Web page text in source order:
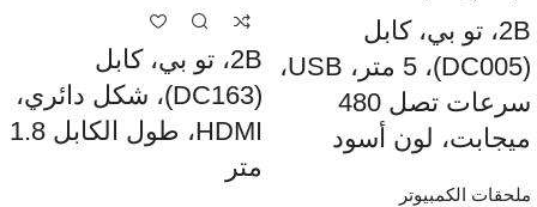
2B، تو بي، كابل
(DC005)، 5 متر، USB،
سرعات تصل 480
ميجابت، لون أسود
ملحقات الكمبيوتر
2B، تو بي، كابل
(DC163)، شكل دائري،
HDMI، طول الكابل 1.8
متر